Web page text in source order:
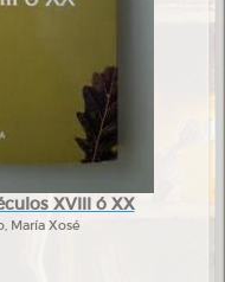
XVIII ó XX
María Xosé